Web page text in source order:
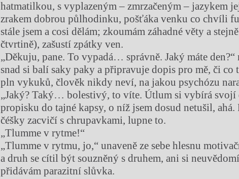
hatmatilkou, s vyplazeným – zmrzačeným – jazykem
zrakem dobrou půlhodinku, pošťáka venku co chvíli
stále jsem a cosi dělám; zkoumám záhadné věty a
čtvrtině), zašustí zpátky ven.
„Děkuju, pane. To vypadá… správně. Jaký máte den?“
snad si balí saky paky a připravuje dopis pro mě, či co
pln vykuků, člověk nikdy neví, na jakou psychózu
„Jaký? Taký… bolestivý, to víte. Útlum si vybírá svojí
propisku do tajné kapsy, o níž jsem dosud netušil,
čéšky zacvičí s chrupavkami, lupne to.
„Tlumme v rytme!“
„Tlumme v rytmu, jo,“ unaveně ze sebe hlesnu
a druh se cítil být souzněný s druhem, ani si
přidávám parazitní slůvka.